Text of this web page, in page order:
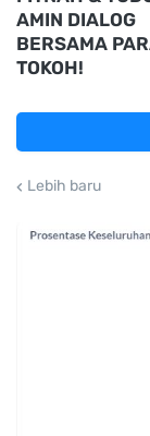
AMIN DIALOG
BERSAMA
TOKOH!
Lebih baru